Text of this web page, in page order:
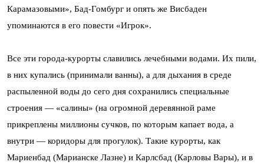
Карамазовыми», Бад-Гомбург и опять же Висбаден
упоминаются в его повести «Игрок».
Все эти города-курорты славились лечебными водами. Их пили,
в них купались (принимали ванны), а для дыхания в среде
распыленной воды до сего дня сохранились специальные
строения — «салины» (на огромной деревянной раме
прикреплены миллионы сучков, по которым капает вода, а
внутри — коридоры для прогулок). Такие курорты, как
Мариенбад (Марианске Лазне) и Карлсбад (Карловы Вары), и в